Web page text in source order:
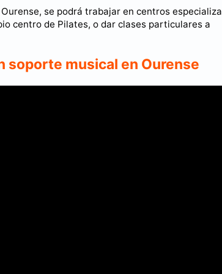
se podrá trabajar en centros
centro de Pilates, o dar clases particulares a
soporte musical en Ourense